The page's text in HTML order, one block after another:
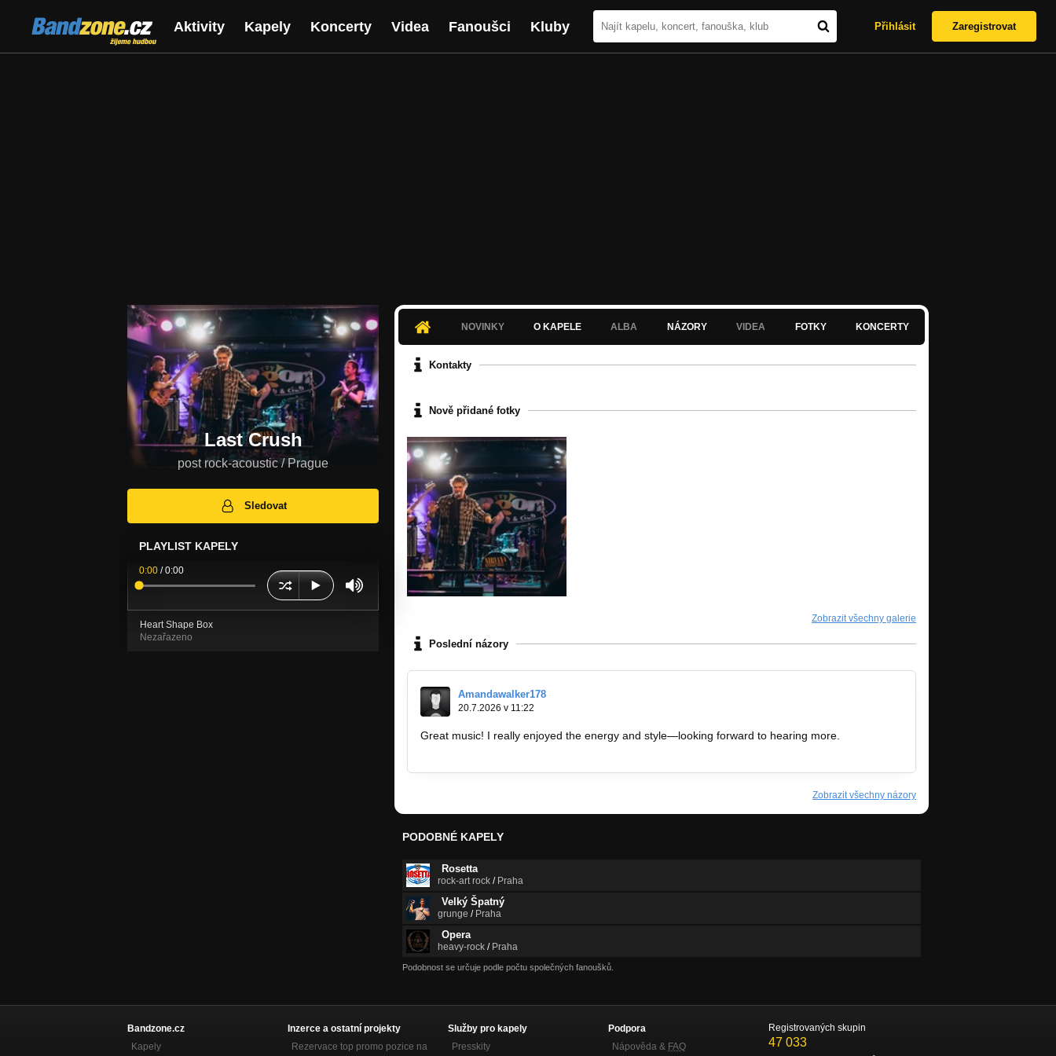
Bandzone.cz
žijeme hudbou
Aktivity Kapely Koncerty Videa Fanoušci Kluby Přihlásit Zaregistrovat
Last Crush
post rock-acoustic / Prague
Sledovat
PLAYLIST KAPELY
0:00 /0:00
Heart Shape Box
Nezařazeno
NOVINKY O KAPELE ALBA NÁZORY VIDEA FOTKY KONCERTY
Kontakty
Nově přidané fotky
Zobrazit všechny galerie
Poslední názory
Amandawalker178
20.7.2026 v 11:22
Great music! I really enjoyed the energy and style—looking forward to hearing more.
Zobrazit všechny názory
PODOBNÉ KAPELY
Rosetta
rock-art rock / Praha
Velký Špatný
grunge / Praha
Opera
heavy-rock / Praha
Podobnost se určuje podle počtu společných fanoušků.
Bandzone.cz
Kapely
Inzerce a ostatní projekty
Rezervace top promo pozice na
Služby pro kapely
Presskity
Podpora
Nápověda & FAQ
Registrovaných skupin
47 033